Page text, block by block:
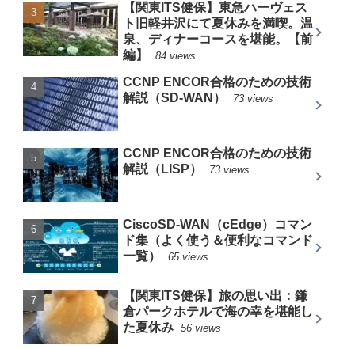
【関東ITS健保】東急ハーヴェス
ト旧軽井沢にて夏休みを満喫。温
泉、ディナーコースを堪能。【前
編】
84 views
CCNP ENCOR合格のための技術
解説（SD-WAN）
73 views
CCNP ENCOR合格のための技術
解説（LISP）
73 views
CiscoSD-WAN（cEdge）コマン
ド集（よく使う＆便利なコマンド
一覧）
65 views
【関東ITS健保】旅の思い出：鎌
倉パークホテルで海の幸を堪能し
た夏休み
56 views